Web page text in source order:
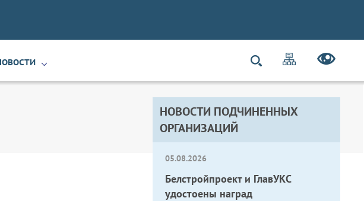
НОВОСТИ ПОДЧИНЕННЫХ
ОРГАНИЗАЦИЙ
05.08.2026
Белстройпроект и ГлавУКС
удостоены наград